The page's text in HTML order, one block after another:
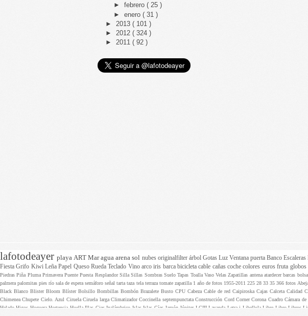
► febrero ( 25 )
► enero ( 31 )
► 2013 ( 101 )
► 2012 ( 324 )
► 2011 ( 92 )
lafotodeayerplaya ARTMaraguaarenasol nubes originalfilter árbol Gotas Luz VentanapuertaBancoEscaleras
FiestaGrifo KiwiLeñaPapel QuesoRuedaTeclado Vinoarco iris barcabicicletacable cañascochecolores eurosfruta globos
PiedrasPiña Pluma PrimaveraPuentePuesta ResplandorSillaSillas Sombras SueloTapas Toalla VasoVelasZapatillas antenaatardecerbarcas bolsa
palmerapalomitaspiesríosala de esperasemáforoseñaltartataza tela terraza tomate zapatilla 1 año de fotos 1955-2011 225 28 3335366 fotos
Black Blanco Blister Bloom Blíster Bolsillo Bombillas Bombón Brazalete Busto CPU Cabeza Cable de red Caipiroska Cajas Calceta Calidad
ChimeneaChupete Cielo. Azul CiruelaCiruela larga ClimatizadorCoccinella septempunctataConstrucción CordCornerCorona CuadroCámara de
HeladoHigos HogueraHortensia HuellaIllas CiesInalámbrico IslasIslas Cíes Jamón Júpiter LCIIILavanda Letra i LibellulaLibre LibroLibros